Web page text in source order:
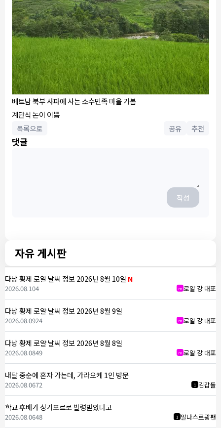
베트남 북부 사파에 사는 소수민족 마을 가봄
계단식 논이 이쁨
목록으로
공유 추천
댓글
작성
자유 게시판
다낭 황제 로얄 날씨 정보 2026년 8월 10일 N
m 로얄 강 대표
2026.08.104
다낭 황제 로얄 날씨 정보 2026년 8월 9일
m 로얄 강 대표
2026.08.0924
다낭 황제 로얄 날씨 정보 2026년 8월 8일
m 로얄 강 대표
2026.08.0849
내달 중순에 혼자 가는데, 가라오케 1인 방문
1 김갑돌
2026.08.0672
학교 후배가 싱가포르로 발령받았다고
1 알나스르광팬
2026.08.0648